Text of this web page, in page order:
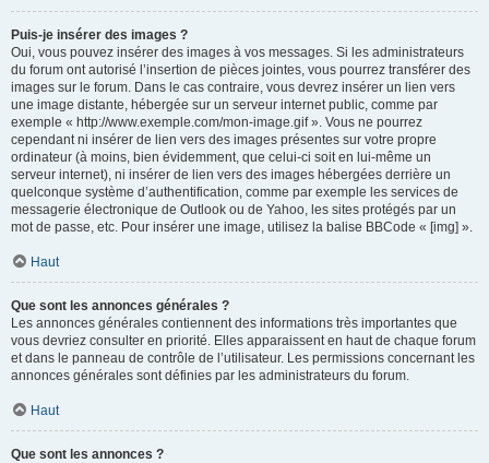
Puis-je insérer des images ?
Oui, vous pouvez insérer des images à vos messages. Si les administrateurs
du forum ont autorisé l’insertion de pièces jointes, vous pourrez transférer des
images sur le forum. Dans le cas contraire, vous devrez insérer un lien vers
une image distante, hébergée sur un serveur internet public, comme par
exemple « http://www.exemple.com/mon-image.gif ». Vous ne pourrez
cependant ni insérer de lien vers des images présentes sur votre propre
ordinateur (à moins, bien évidemment, que celui-ci soit en lui-même un
serveur internet), ni insérer de lien vers des images hébergées derrière un
quelconque système d’authentification, comme par exemple les services de
messagerie électronique de Outlook ou de Yahoo, les sites protégés par un
mot de passe, etc. Pour insérer une image, utilisez la balise BBCode « [img] ».
Haut
Que sont les annonces générales ?
Les annonces générales contiennent des informations très importantes que
vous devriez consulter en priorité. Elles apparaissent en haut de chaque forum
et dans le panneau de contrôle de l’utilisateur. Les permissions concernant les
annonces générales sont définies par les administrateurs du forum.
Haut
Que sont les annonces ?